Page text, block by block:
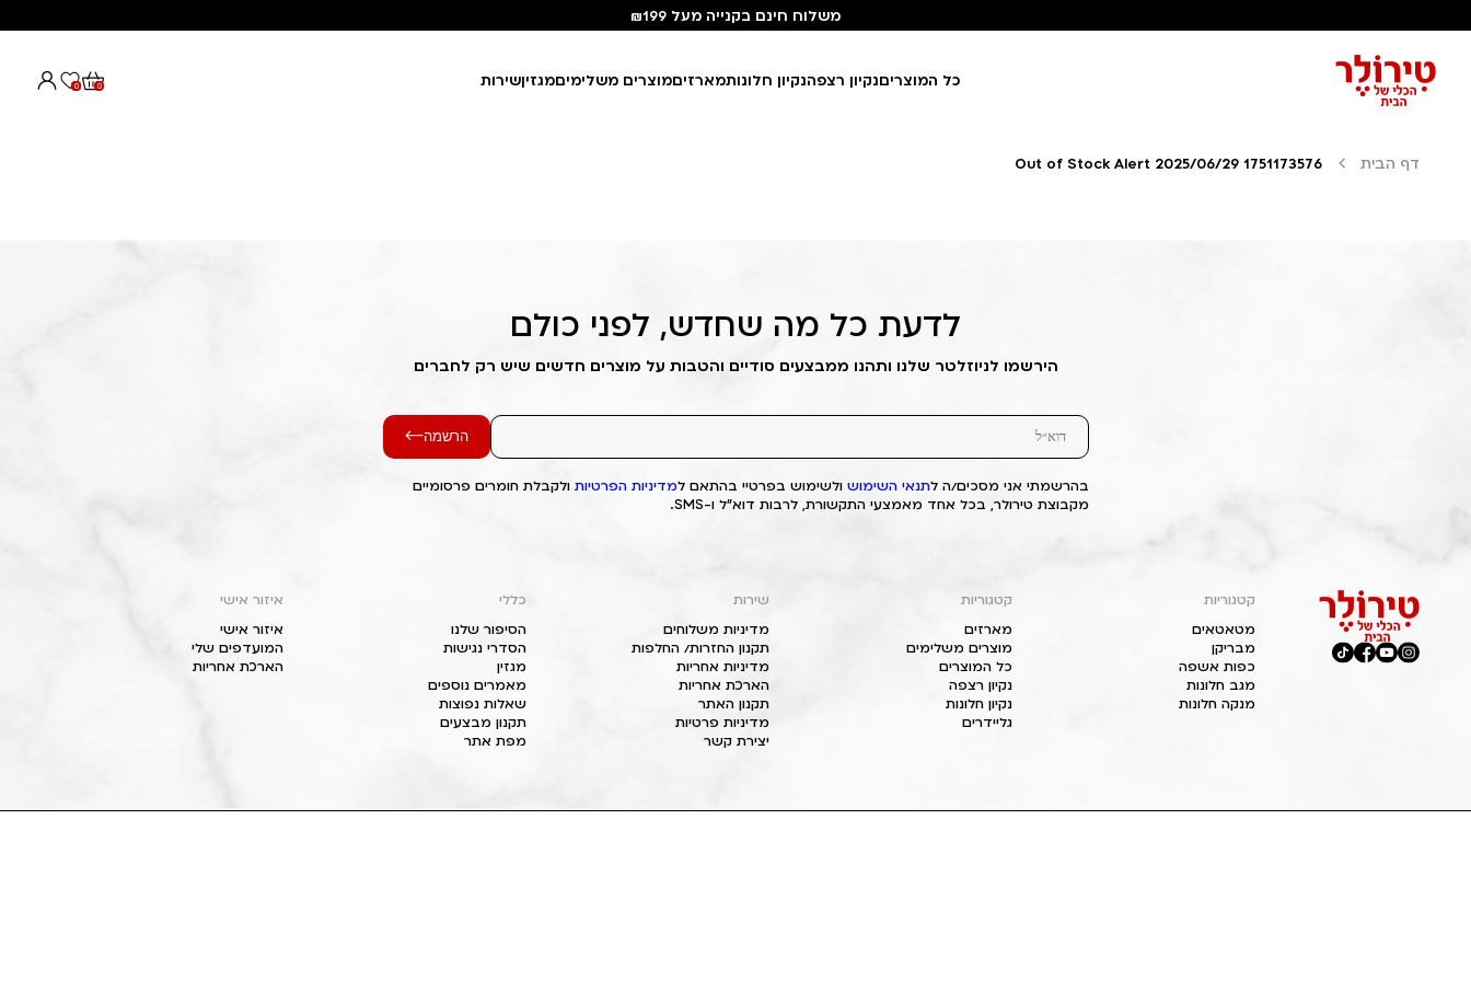
משלוח חינם בקנייה מעל ₪199
כל המוצריםנקיון רצפהנקיון חלונותמארזיםמוצרים משלימיםמגזיןשירות 0
0
דף הבית Out of Stock Alert 2025/06/29 1751173576
לדעת כל מה שחדש, לפני כולם
הירשמו לניוזלטר שלנו ותהנו ממבצעים סודיים והטבות על מוצרים חדשים שיש רק לחברים
הרשמה
בהרשמתי אני מסכים/ה לתנאי השימוש ולשימוש בפרטיי בהתאם למדיניות הפרטיות ולקבלת חומרים פרסומיים
מקבוצת טירולר, בכל אחד מאמצעי התקשורת, לרבות דוא"ל ו-SMS.
קטגוריות
מטאטאים
מבריקן
כפות אשפה
מגב חלונות
מנקה חלונות
קטגוריות
מארזים
מוצרים משלימים
כל המוצרים
נקיון רצפה
נקיון חלונות
גליידרים
שירות
מדיניות משלוחים
תקנון החזרות/ החלפות
מדיניות אחריות
הארכת אחריות
תקנון האתר
מדיניות פרטיות
יצירת קשר
כללי
הסיפור שלנו
הסדרי נגישות
מגזין
מאמרים נוספים
שאלות נפוצות
תקנון מבצעים
מפת אתר
איזור אישי
איזור אישי
המועדפים שלי
הארכת אחריות